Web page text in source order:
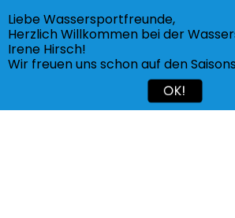
Liebe Wassersportfreunde,
Herzlich Willkommen bei der
Irene Hirsch!
Wir freuen uns schon auf den
OK!